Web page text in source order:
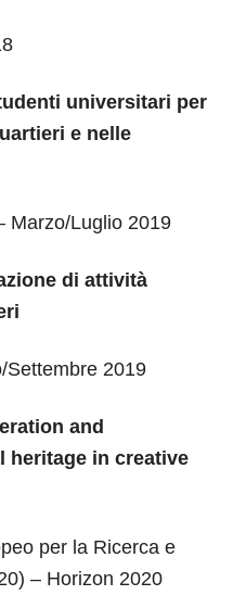
universitari per
e nelle
Marzo/Luglio 2019
di attività
Settembre 2019
and
heritage in creative
per la Ricerca e
– Horizon 2020